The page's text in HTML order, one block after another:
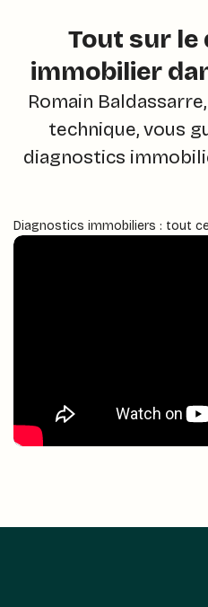
Tout sur
immobilier
Romain
technique, vous
diagnostics
Diagnostics immobiliers : tout